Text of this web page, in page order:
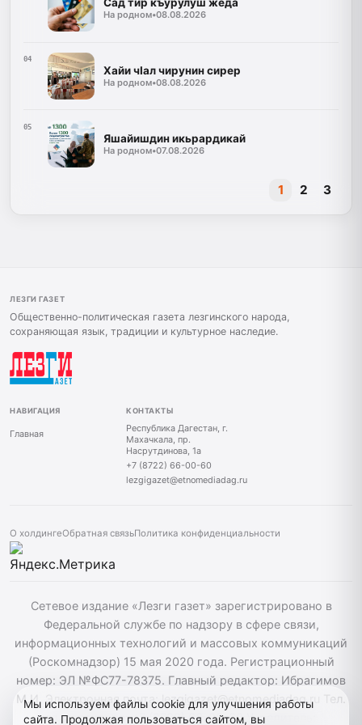
На родном•08.08.2026
04
Хайи чIал чирунин сирер
На родном•08.08.2026
05
Яшайишдин икьрардикай
На родном•07.08.2026
1 2 3
ЛЕЗГИ ГАЗЕТ
Общественно-политическая газета лезгинского народа,
сохраняющая язык, традиции и культурное наследие.
НАВИГАЦИЯ
Главная
КОНТАКТЫ
Республика Дагестан, г.
Махачкала, пр.
Насрутдинова, 1а
+7 (8722) 66-00-60
lezgigazet@etnomediadag.ru
О холдингеОбратная связьПолитика конфиденциальности
Сетевое издание «Лезги газет» зарегистрировано в
Федеральной службе по надзору в сфере связи,
информационных технологий и массовых коммуникаций
(Роскомнадзор) 15 мая 2020 года. Регистрационный
номер: ЭЛ №ФС77-78375. Главный редактор: Ибрагимов
М.И. Электронная почта: lezgigazet@etnomediadag.ru Тел.
гл. редактора: +7 (8722) 66-00-60 Учредитель:
Мы используем файлы cookie для улучшения работы
сайта. Продолжая пользоваться сайтом, вы